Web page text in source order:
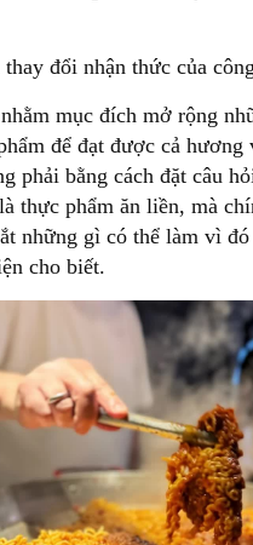
đổi nhận thức của
mục đích mở rộng
để đạt được cả
phải bằng cách đặt câu
thực phẩm ăn liền, mà
những gì có thể làm vì
cho biết.